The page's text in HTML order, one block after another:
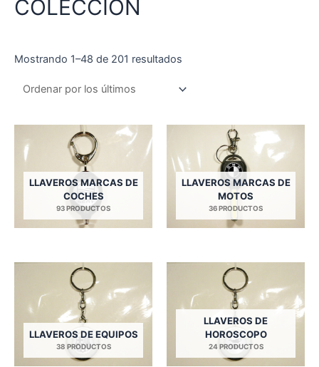
COLECCION
Mostrando 1–48 de 201 resultados
últimos
LLAVEROS MARCAS DE
COCHES
93 PRODUCTOS
LLAVEROS MARCAS DE
MOTOS
36 PRODUCTOS
LLAVEROS DE EQUIPOS
38 PRODUCTOS
LLAVEROS DE
HOROSCOPO
24 PRODUCTOS